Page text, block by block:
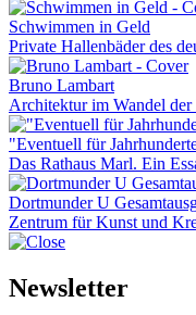
Schwimmen in Geld
Private Hallenbäder des
Bruno Lambart
Architektur im Wandel
"Eventuell für
Das Rathaus Marl. Ein
Dortmunder U
Zentrum für Kunst und
Newsletter